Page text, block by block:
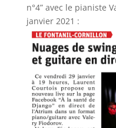
n°4” avec le pianiste
janvier 2021 :